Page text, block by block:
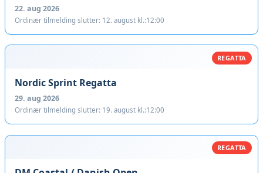
22. aug 2026
Ordinær tilmelding slutter: 12. august kl.:12:00
REGATTA
Nordic Sprint Regatta
29. aug 2026
Ordinær tilmelding slutter: 19. august kl.:12:00
REGATTA